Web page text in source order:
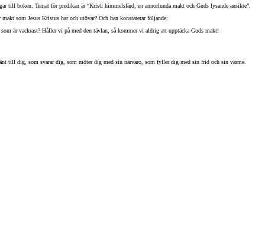
till boken. Temat för predikan är “Kristi himmelsfärd, en annorlunda makt och Guds lysande ansikte”.
som Jesus Kristus har och utövar? Och han konstaterar följande:
är vackrast? Håller vi på med den tävlan, så kommer vi aldrig att upptäcka Guds makt!
till dig, som svarar dig, som möter dig med sin närvaro, som fyller dig med sin frid och sin värme.